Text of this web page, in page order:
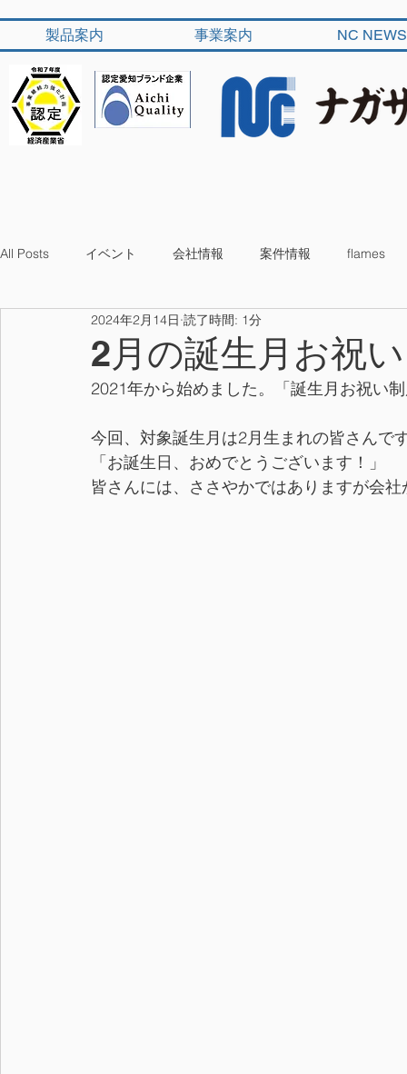
製品案内 事業案内 NC NEWS
All Posts イベント 会社情報 案件情報 flames
2月の誕生月お祝
2024年2月14日 読了時間: 1分
2021年から始めました。「誕生月お祝い
今回、対象誕生月は2月生まれの皆さんで
「お誕生日、おめでとうございます！」
皆さんには、ささやかではありますが会